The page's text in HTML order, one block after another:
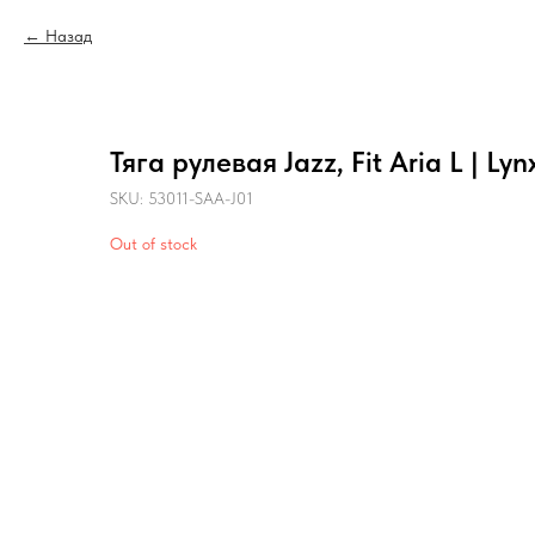
Назад
Тяга рулевая Jazz, Fit Aria L |
SKU: 53011-SAA-J01
Out of stock